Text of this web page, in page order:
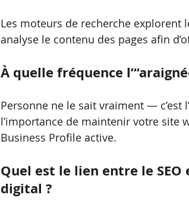
Les moteurs de recherche explorent
analyse le contenu des pages afin
À quelle fréquence
Personne ne le sait vraiment — c’est
l’importance de maintenir votre site
Business Profile active.
Quel est le lien entre le
digital ?